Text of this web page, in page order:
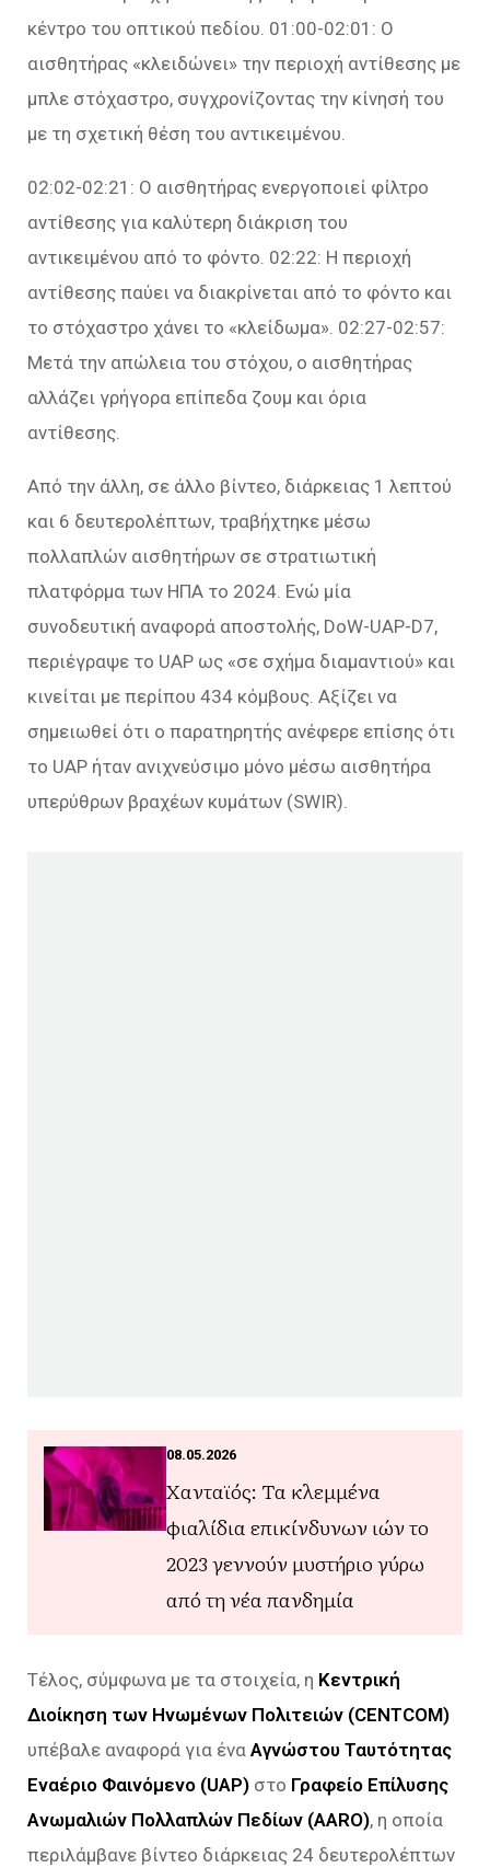
κέντρο του οπτικού πεδίου. 01:00-02:01: Ο
αισθητήρας «κλειδώνει» την περιοχή αντίθεσης με
μπλε στόχαστρο, συγχρονίζοντας την κίνησή του
με τη σχετική θέση του αντικειμένου.
02:02-02:21: Ο αισθητήρας ενεργοποιεί φίλτρο
αντίθεσης για καλύτερη διάκριση του
αντικειμένου από το φόντο. 02:22: Η περιοχή
αντίθεσης παύει να διακρίνεται από το φόντο και
το στόχαστρο χάνει το «κλείδωμα». 02:27-02:57:
Μετά την απώλεια του στόχου, ο αισθητήρας
αλλάζει γρήγορα επίπεδα ζουμ και όρια
αντίθεσης.
Από την άλλη, σε άλλο βίντεο, διάρκειας 1 λεπτού
και 6 δευτερολέπτων, τραβήχτηκε μέσω
πολλαπλών αισθητήρων σε στρατιωτική
πλατφόρμα των ΗΠΑ το 2024. Ενώ μία
συνοδευτική αναφορά αποστολής, DoW-UAP-D7,
περιέγραψε το UAP ως «σε σχήμα διαμαντιού» και
κινείται με περίπου 434 κόμβους. Αξίζει να
σημειωθεί ότι ο παρατηρητής ανέφερε επίσης ότι
το UAP ήταν ανιχνεύσιμο μόνο μέσω αισθητήρα
υπερύθρων βραχέων κυμάτων (SWIR).
08.05.2026
Χανταϊός: Τα κλεμμένα
φιαλίδια επικίνδυνων ιών το
2023 γεννούν μυστήριο γύρω
από τη νέα πανδημία
Τέλος, σύμφωνα με τα στοιχεία, η Κεντρική
Διοίκηση των Ηνωμένων Πολιτειών (CENTCOM)
υπέβαλε αναφορά για ένα Αγνώστου Ταυτότητας
Εναέριο Φαινόμενο (UAP) στο Γραφείο Επίλυσης
Ανωμαλιών Πολλαπλών Πεδίων (AARO), η οποία
περιλάμβανε βίντεο διάρκειας 24 δευτερολέπτων